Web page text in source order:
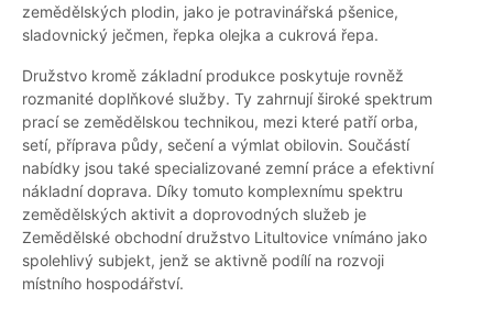
zemědělských plodin, jako je potravinářská pšenice,
sladovnický ječmen, řepka olejka a cukrová řepa.
Družstvo kromě základní produkce poskytuje rovněž
rozmanité doplňkové služby. Ty zahrnují široké spektrum
prací se zemědělskou technikou, mezi které patří orba,
setí, příprava půdy, sečení a výmlat obilovin. Součástí
nabídky jsou také specializované zemní práce a efektivní
nákladní doprava. Díky tomuto komplexnímu spektru
zemědělských aktivit a doprovodných služeb je
Zemědělské obchodní družstvo Litultovice vnímáno jako
spolehlivý subjekt, jenž se aktivně podílí na rozvoji
místního hospodářství.